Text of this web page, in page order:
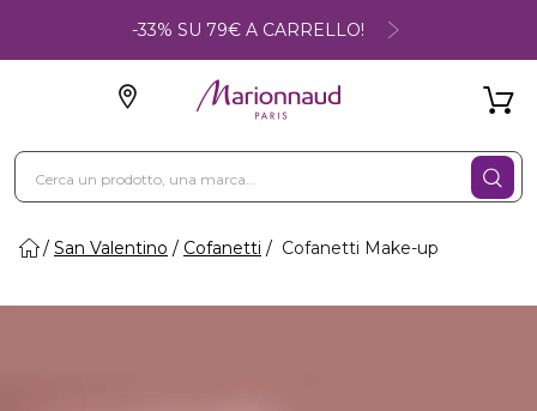
-33% SU 79€ A CARRELLO!
San Valentino Cofanetti Cofanetti Make-up